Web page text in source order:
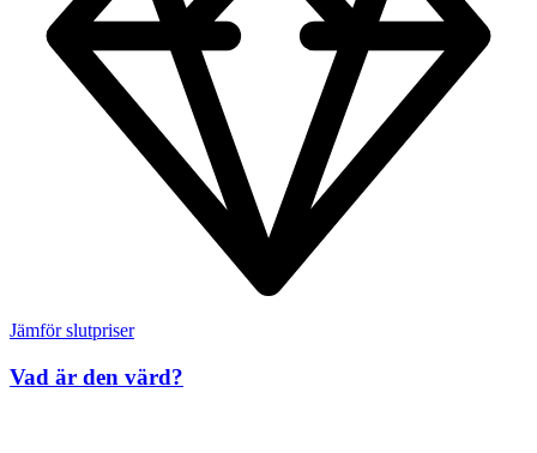
Jämför slutpriser
Vad är den värd?